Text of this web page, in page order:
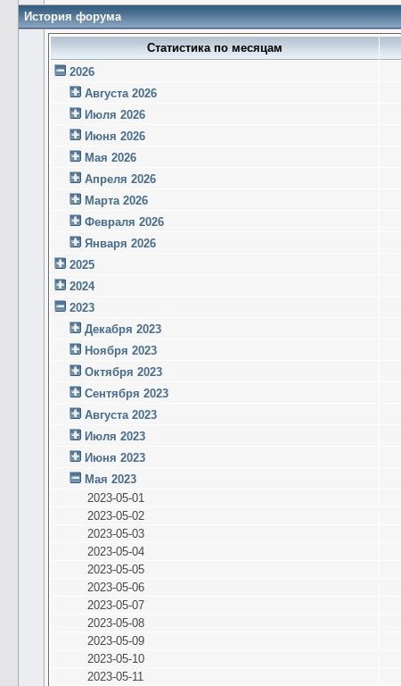
История форума
Статистика по месяцам
2026
Августа 2026
Июля 2026
Июня 2026
Мая 2026
Апреля 2026
Марта 2026
Февраля 2026
Января 2026
2025
2024
2023
Декабря 2023
Ноября 2023
Октября 2023
Сентября 2023
Августа 2023
Июля 2023
Июня 2023
Мая 2023
2023-05-01
2023-05-02
2023-05-03
2023-05-04
2023-05-05
2023-05-06
2023-05-07
2023-05-08
2023-05-09
2023-05-10
2023-05-11